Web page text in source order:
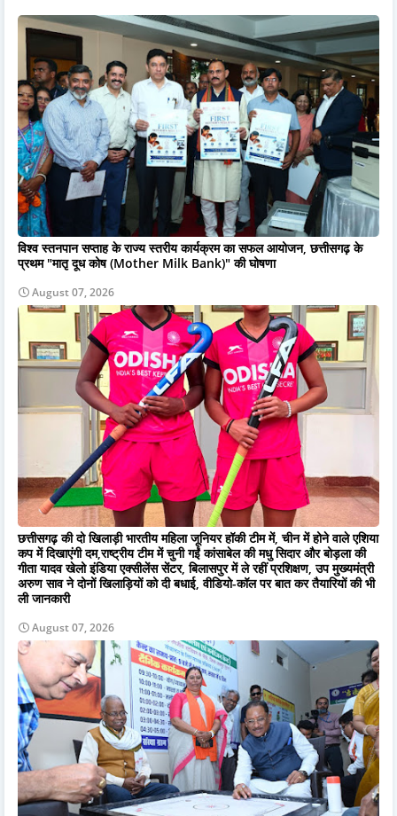
विश्व स्तनपान सप्ताह के राज्य स्तरीय कार्यक्रम का सफल आयोजन, छत्तीसगढ़ के
प्रथम "मातृ दूध कोष (Mother Milk Bank)" की घोषणा
August 07, 2026
छत्तीसगढ़ की दो खिलाड़ी भारतीय महिला जूनियर हॉकी टीम में, चीन में होने वाले एशिया
कप में दिखाएंगी दम,राष्ट्रीय टीम में चुनी गईं कांसाबेल की मधु सिदार और बोड़ला की
गीता यादव खेलो इंडिया एक्सीलेंस सेंटर, बिलासपुर में ले रहीं प्रशिक्षण, उप मुख्यमंत्री
अरुण साव ने दोनों खिलाड़ियों को दी बधाई, वीडियो-कॉल पर बात कर तैयारियों की भी
ली जानकारी
August 07, 2026